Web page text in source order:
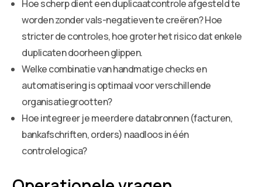
Hoe scherp dient een duplicaatcontrole afgesteld te
worden zonder vals-negatieven te creëren? Hoe
stricter de controles, hoe groter het risico dat enkele
duplicaten doorheen glippen.
Welke combinatie van handmatige checks en
automatisering is optimaal voor verschillende
organisatiegrootten?
Hoe integreer je meerdere databronnen (facturen,
bankafschriften, orders) naadloos in één
controlelogica?